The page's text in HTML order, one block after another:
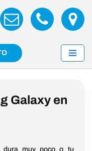
Galaxy en
dura muy poco o tu